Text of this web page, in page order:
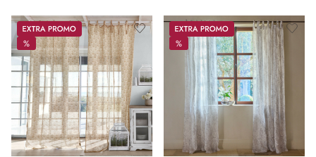
Promos
%
%
Promos
%
%